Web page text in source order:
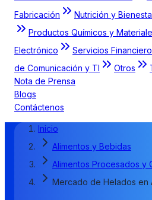
Fabricación
Nutrición y
Productos Químicos y
Electrónico
Servicios
de Comunicación y TI
Otros
Nota de Prensa
Blogs
Contáctenos
Inicio
Alimentos y Bebidas
Alimentos Procesados y
Mercado de Helados en